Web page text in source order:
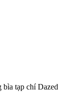
tạp chí Dazed